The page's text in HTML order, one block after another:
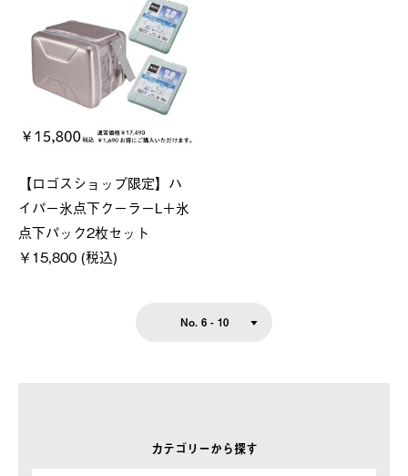
カテゴリーから探す
【ロゴスショップ限定】ハ
イパー氷点下クーラーL＋氷
点下パック2枚セット
￥15,800 (税込)
No. 6 - 10